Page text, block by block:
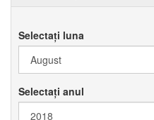
Selectați luna
Selectați anul